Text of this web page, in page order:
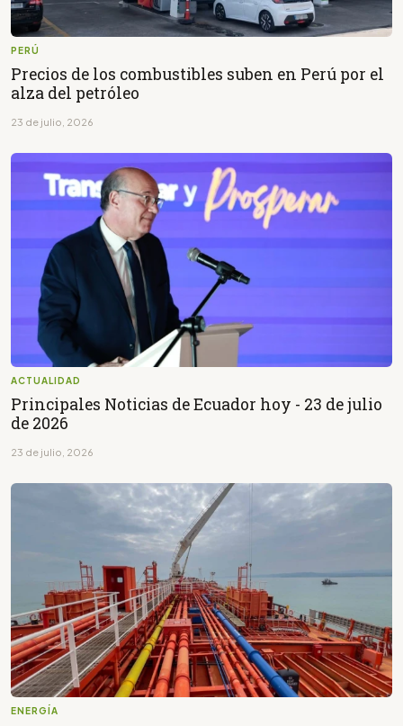
PERÚ
Precios de los combustibles suben en Perú por el
alza del petróleo
23 de julio, 2026
ACTUALIDAD
Principales Noticias de Ecuador hoy - 23 de julio
de 2026
23 de julio, 2026
ENERGÍA